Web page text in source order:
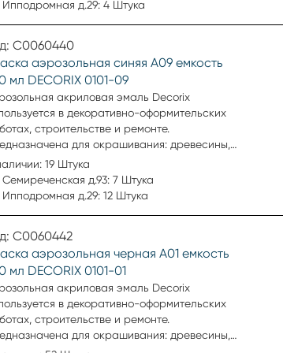
покрытие.
Ипподромная д.29: 4 Штука
С0060440
аэрозольная синяя А09 емкость
мл DECORIX 0101-09
акриловая эмаль Decorix
в декоративно-оформительских
строительстве и ремонте.
для окрашивания: древесины,
металла, бетона, кирпича, керамики,
картона, минеральных поверхностей.
эмаль удобна для окрашивания
покрытие.
19 Штука
Семиреченская д.93: 7 Штука
Ипподромная д.29: 12 Штука
С0060442
аэрозольная черная А01 емкость
мл DECORIX 0101-01
акриловая эмаль Decorix
в декоративно-оформительских
строительстве и ремонте.
для окрашивания: древесины,